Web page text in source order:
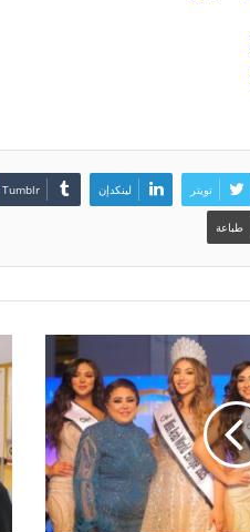
تويتر لينكدإن
طباعة